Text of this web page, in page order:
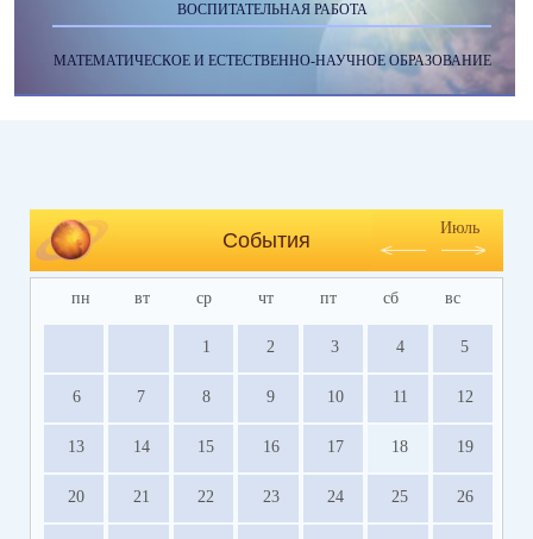
ВОСПИТАТЕЛЬНАЯ РАБОТА
МАТЕМАТИЧЕСКОЕ И ЕСТЕСТВЕННО-НАУЧНОЕ ОБРАЗОВАНИЕ
События
Июль
пн вт ср чт пт сб вс
1 2 3 4 5
6 7 8 9 10 11 12
13 14 15 16 17 18 19
20 21 22 23 24 25 26